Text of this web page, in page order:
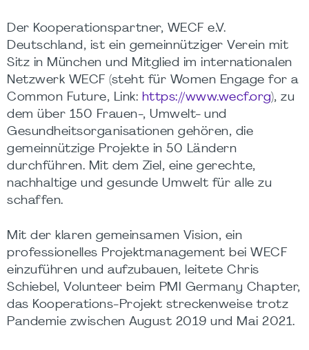
Der Kooperationspartner, WECF e.V.
Deutschland, ist ein gemeinnütziger Verein mit
Sitz in München und Mitglied im internationalen
Netzwerk WECF (steht für Women Engage for a
Common Future, Link: https://www.wecf.org), zu
dem über 150 Frauen-, Umwelt- und
Gesundheitsorganisationen gehören, die
gemeinnützige Projekte in 50 Ländern
durchführen. Mit dem Ziel, eine gerechte,
nachhaltige und gesunde Umwelt für alle zu
schaffen.
Mit der klaren gemeinsamen Vision, ein
professionelles Projektmanagement bei WECF
einzuführen und aufzubauen, leitete Chris
Schiebel, Volunteer beim PMI Germany Chapter,
das Kooperations-Projekt streckenweise trotz
Pandemie zwischen August 2019 und Mai 2021.